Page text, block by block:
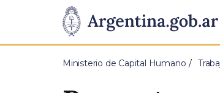
Presidencia
de
Pasar al contenido principal
Ministerio de Capital Humano